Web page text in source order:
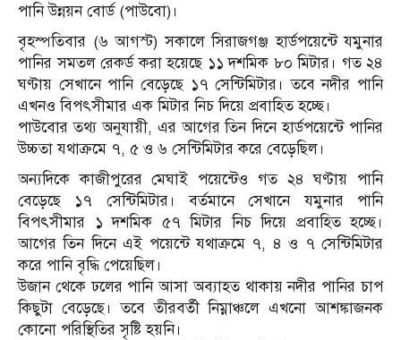
পানি উন্নয়ন বোর্ড (পাউবো)।
বৃহস্পতিবার (৬ আগস্ট) সকালে সিরাজগঞ্জ হার্ডপয়েন্টে যমুনার
পানির সমতল রেকর্ড করা হয়েছে ১১ দশমিক ৮০ মিটার। গত ২৪
ঘণ্টায় সেখানে পানি বেড়েছে ১৭ সেন্টিমিটার। তবে নদীর পানি
এখনও বিপৎসীমার এক মিটার নিচ দিয়ে প্রবাহিত হচ্ছে।
পাউবোর তথ্য অনুযায়ী, এর আগের তিন দিনে হার্ডপয়েন্টে পানির
উচ্চতা যথাক্রমে ৭, ৫ ও ৬ সেন্টিমিটার করে বেড়েছিল।
অন্যদিকে কাজীপুরের মেঘাই পয়েন্টেও গত ২৪ ঘণ্টায় পানি
বেড়েছে ১৭ সেন্টিমিটার। বর্তমানে সেখানে যমুনার পানি
বিপৎসীমার ১ দশমিক ৫৭ মিটার নিচ দিয়ে প্রবাহিত হচ্ছে।
আগের তিন দিনে এই পয়েন্টে যথাক্রমে ৭, ৪ ও ৭ সেন্টিমিটার
করে পানি বৃদ্ধি পেয়েছিল।
উজান থেকে ঢলের পানি আসা অব্যাহত থাকায় নদীর পানির চাপ
কিছুটা বেড়েছে। তবে তীরবর্তী নিম্নাঞ্চলে এখনো আশঙ্কাজনক
কোনো পরিস্থিতির সৃষ্টি হয়নি।